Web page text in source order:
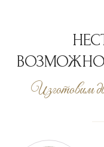
Изготовим